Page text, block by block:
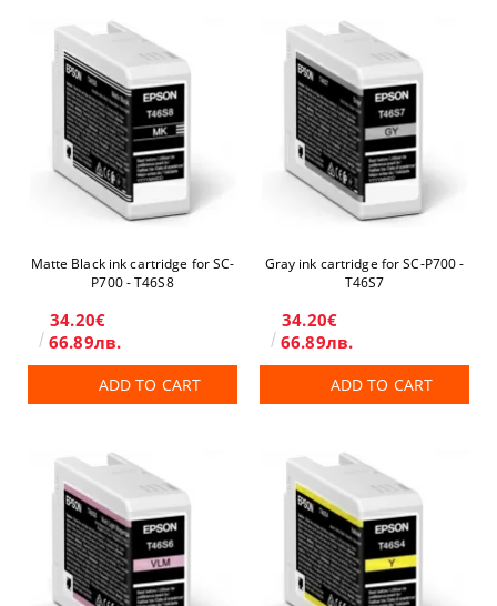
Matte Black ink cartridge for SC-
P700 - T46S8
34.20€
66.89лв.
ADD TO CART
Gray ink cartridge for SC-P700 -
T46S7
34.20€
66.89лв.
ADD TO CART